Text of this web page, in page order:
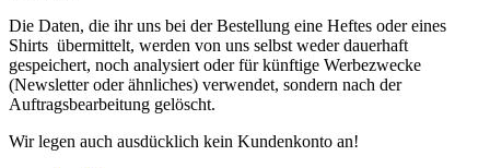
Die Daten, die ihr uns bei der Bestellung eine Heftes oder eines
Shirts übermittelt, werden von uns selbst weder dauerhaft
gespeichert, noch analysiert oder für künftige Werbezwecke
(Newsletter oder ähnliches) verwendet, sondern nach der
Auftragsbearbeitung gelöscht.
Wir legen auch ausdücklich kein Kundenkonto an!